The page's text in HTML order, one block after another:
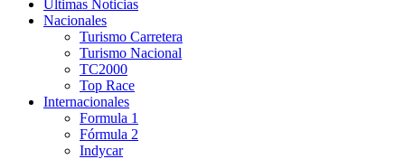
Últimas Noticias
Nacionales
Turismo Carretera
Turismo Nacional
TC2000
Top Race
Internacionales
Formula 1
Fórmula 2
Indycar